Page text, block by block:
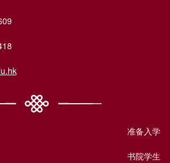
准备入学
书院学生